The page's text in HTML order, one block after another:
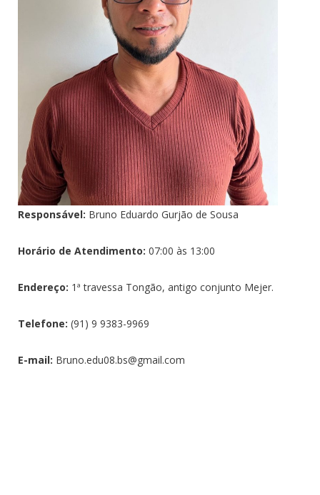
Responsável: Bruno Eduardo Gurjão de Sousa
Horário de Atendimento: 07:00 às 13:00
Endereço: 1ª travessa Tongão, antigo conjunto Mejer.
Telefone: (91) 9 9383-9969
E-mail: Bruno.edu08.bs@gmail.com